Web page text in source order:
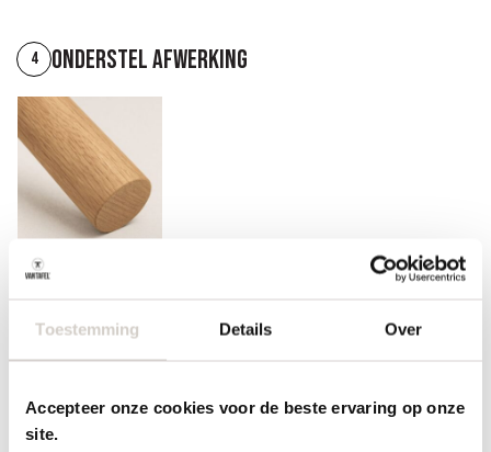
Toestemming Details Over
Accepteer onze cookies voor de beste ervaring op onze
site.
4 Onderstel afwerking
Hout gelijk aan blad
5 Randafwerking